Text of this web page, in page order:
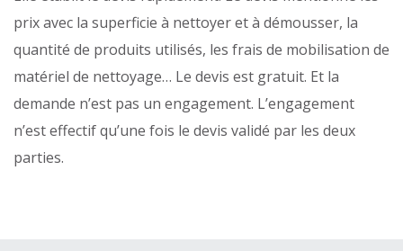
prix avec la superficie à nettoyer et à démousser, la
quantité de produits utilisés, les frais de mobilisation de
matériel de nettoyage… Le devis est gratuit. Et la
demande n’est pas un engagement. L’engagement
n’est effectif qu’une fois le devis validé par les deux
parties.